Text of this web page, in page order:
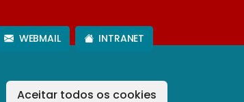
Aceitar todos os cookies
WEBMAIL INTRANET